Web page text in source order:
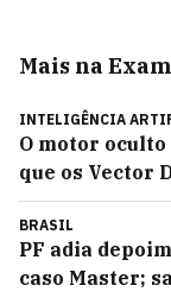
Mais na
INTELIGÊNCIA
O motor
que os Vector
BRASIL
PF adia
caso Master;